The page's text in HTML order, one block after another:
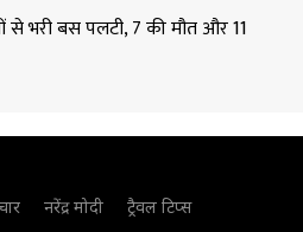
से भरी बस पलटी, 7 की मौत और 11
नरेंद्र मोदी ट्रैवल टिप्स